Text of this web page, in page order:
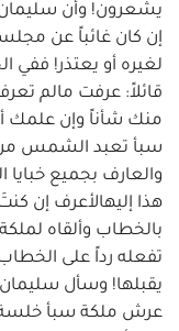
يشعرون! وأن سليمان
إن كان غائباً عن
لغيره أو يعتذر! ففي
قائلاً: عرفت مالم
منك شأناً وإن علمك
سبأ تعبد الشمس من
والعارف بجميع
هذا إليهالأعرف إن
بالخطاب وألقاه
تفعله رداً على
يقبلها! وسأل
عرش ملكة سبأ